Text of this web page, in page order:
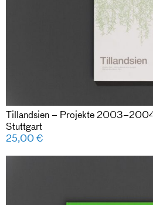
Tillandsien – Projekte 2003–2004
Stuttgart
25,00€